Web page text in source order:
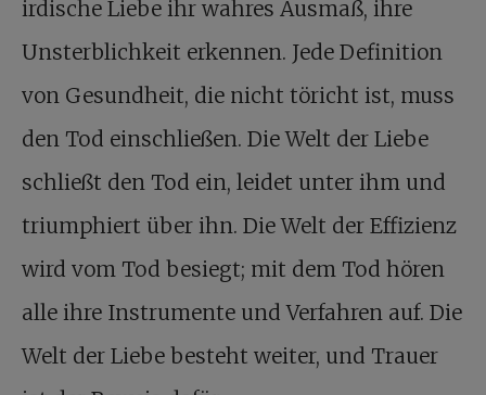
irdische Liebe ihr wahres Ausmaß, ihre
Unsterblichkeit erkennen. Jede Definition
von Gesundheit, die nicht töricht ist, muss
den Tod einschließen. Die Welt der Liebe
schließt den Tod ein, leidet unter ihm und
triumphiert über ihn. Die Welt der Effizienz
wird vom Tod besiegt; mit dem Tod hören
alle ihre Instrumente und Verfahren auf. Die
Welt der Liebe besteht weiter, und Trauer